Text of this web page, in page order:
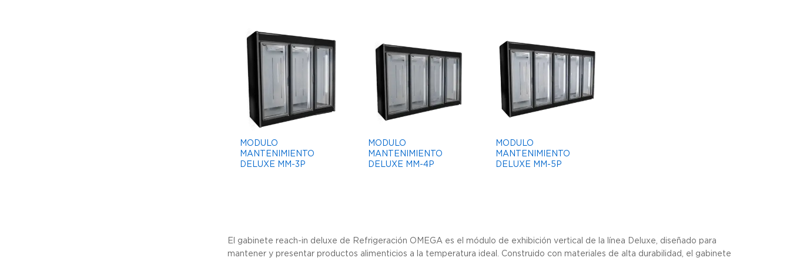
MODULO
MANTENIMIENTO
DELUXE MM-3P
MODULO
MANTENIMIENTO
DELUXE MM-4P
MODULO
MANTENIMIENTO
DELUXE MM-5P
El gabinete reach-in deluxe de Refrigeración OMEGA es el módulo de exhibición vertical de la línea Deluxe, diseñado para
mantener y presentar productos alimenticios a la temperatura ideal. Construido con materiales de alta durabilidad, el gabinete